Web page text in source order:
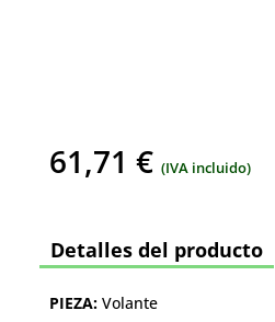
61,71 € (IVA incluido)
Detalles del producto
PIEZA: Volante